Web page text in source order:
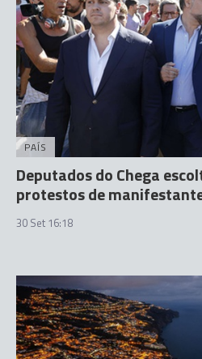
PAÍS
Deputados do Chega
protestos de
30 Set 16:18